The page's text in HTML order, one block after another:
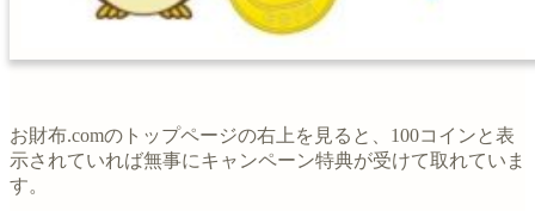
お財布.comのトップページの右上を見ると、100コインと表
示されていれば無事にキャンペーン特典が受けて取れていま
す。